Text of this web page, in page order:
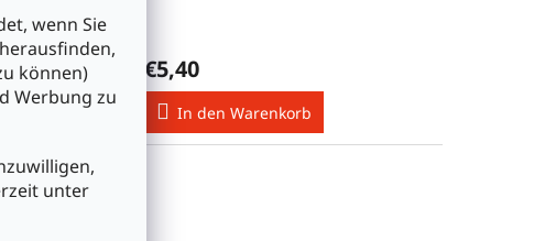
wenn Sie
können)
Werbung zu
unter
€5,40
In den Warenkorb